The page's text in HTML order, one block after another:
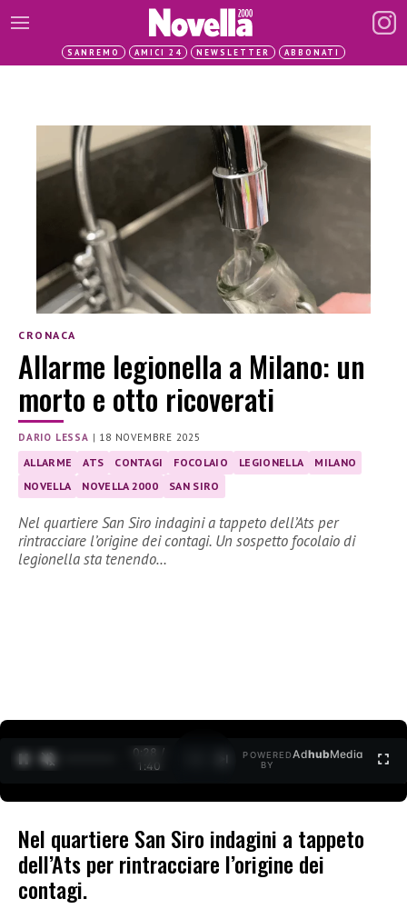
SANREMO AMICI 24 NEWSLETTER ABBONATI
CRONACA
Allarme legionella a Milano: un
morto e otto ricoverati
DARIO LESSA | 18 NOVEMBRE 2025
ALLARME ATS CONTAGI FOCOLAIO LEGIONELLA
MILANO
NOVELLA
NOVELLA 2000 SAN SIRO
Nel quartiere San Siro indagini a tappeto dell’Ats per
rintracciare l’origine dei contagi. Un sospetto focolaio di
legionella sta tenendo…
0:29 /
1:40
POWERED
BY
AdhubMedia
Nel quartiere San Siro indagini a tappeto
dell’Ats per rintracciare l’origine dei
contagi.